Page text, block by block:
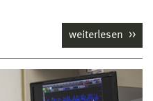
weiterlesen